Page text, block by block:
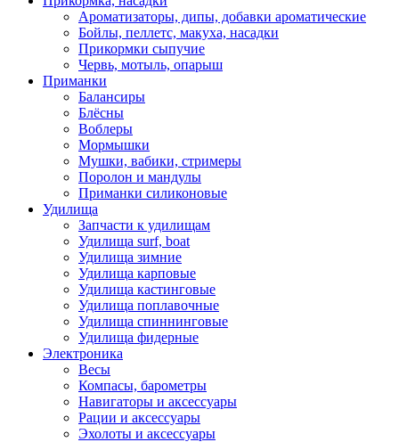
Ароматизаторы, дипы, добавки ароматические
Бойлы, пеллетс, макуха, насадки
Прикормки сыпучие
Червь, мотыль, опарыш
Приманки
Балансиры
Блёсны
Воблеры
Мормышки
Мушки, вабики, стримеры
Поролон и мандулы
Приманки силиконовые
Удилища
Запчасти к удилищам
Удилища surf, boat
Удилища зимние
Удилища карповые
Удилища кастинговые
Удилища поплавочные
Удилища спиннинговые
Удилища фидерные
Электроника
Весы
Компасы, барометры
Навигаторы и аксессуары
Рации и аксессуары
Эхолоты и аксессуары